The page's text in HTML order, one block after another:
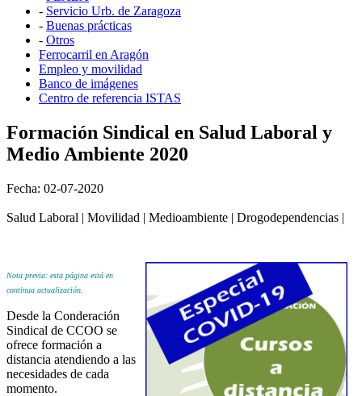
- Servicio Urb. de Zaragoza
- Buenas prácticas
- Otros
Ferrocarril en Aragón
Empleo y movilidad
Banco de imágenes
Centro de referencia ISTAS
Formación Sindical en Salud Laboral y
Medio Ambiente 2020
Fecha: 02-07-2020
Salud Laboral | Movilidad | Medioambiente | Drogodependencias |
Nota previa: esta página está en
continua actualización.
Desde la Conderación
Sindical de CCOO se
ofrece formación a
distancia atendiendo a las
necesidades de cada
momento.